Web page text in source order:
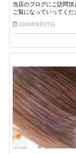
当店のブログにご訪問
ご覧になっていってく
2020年8月27日